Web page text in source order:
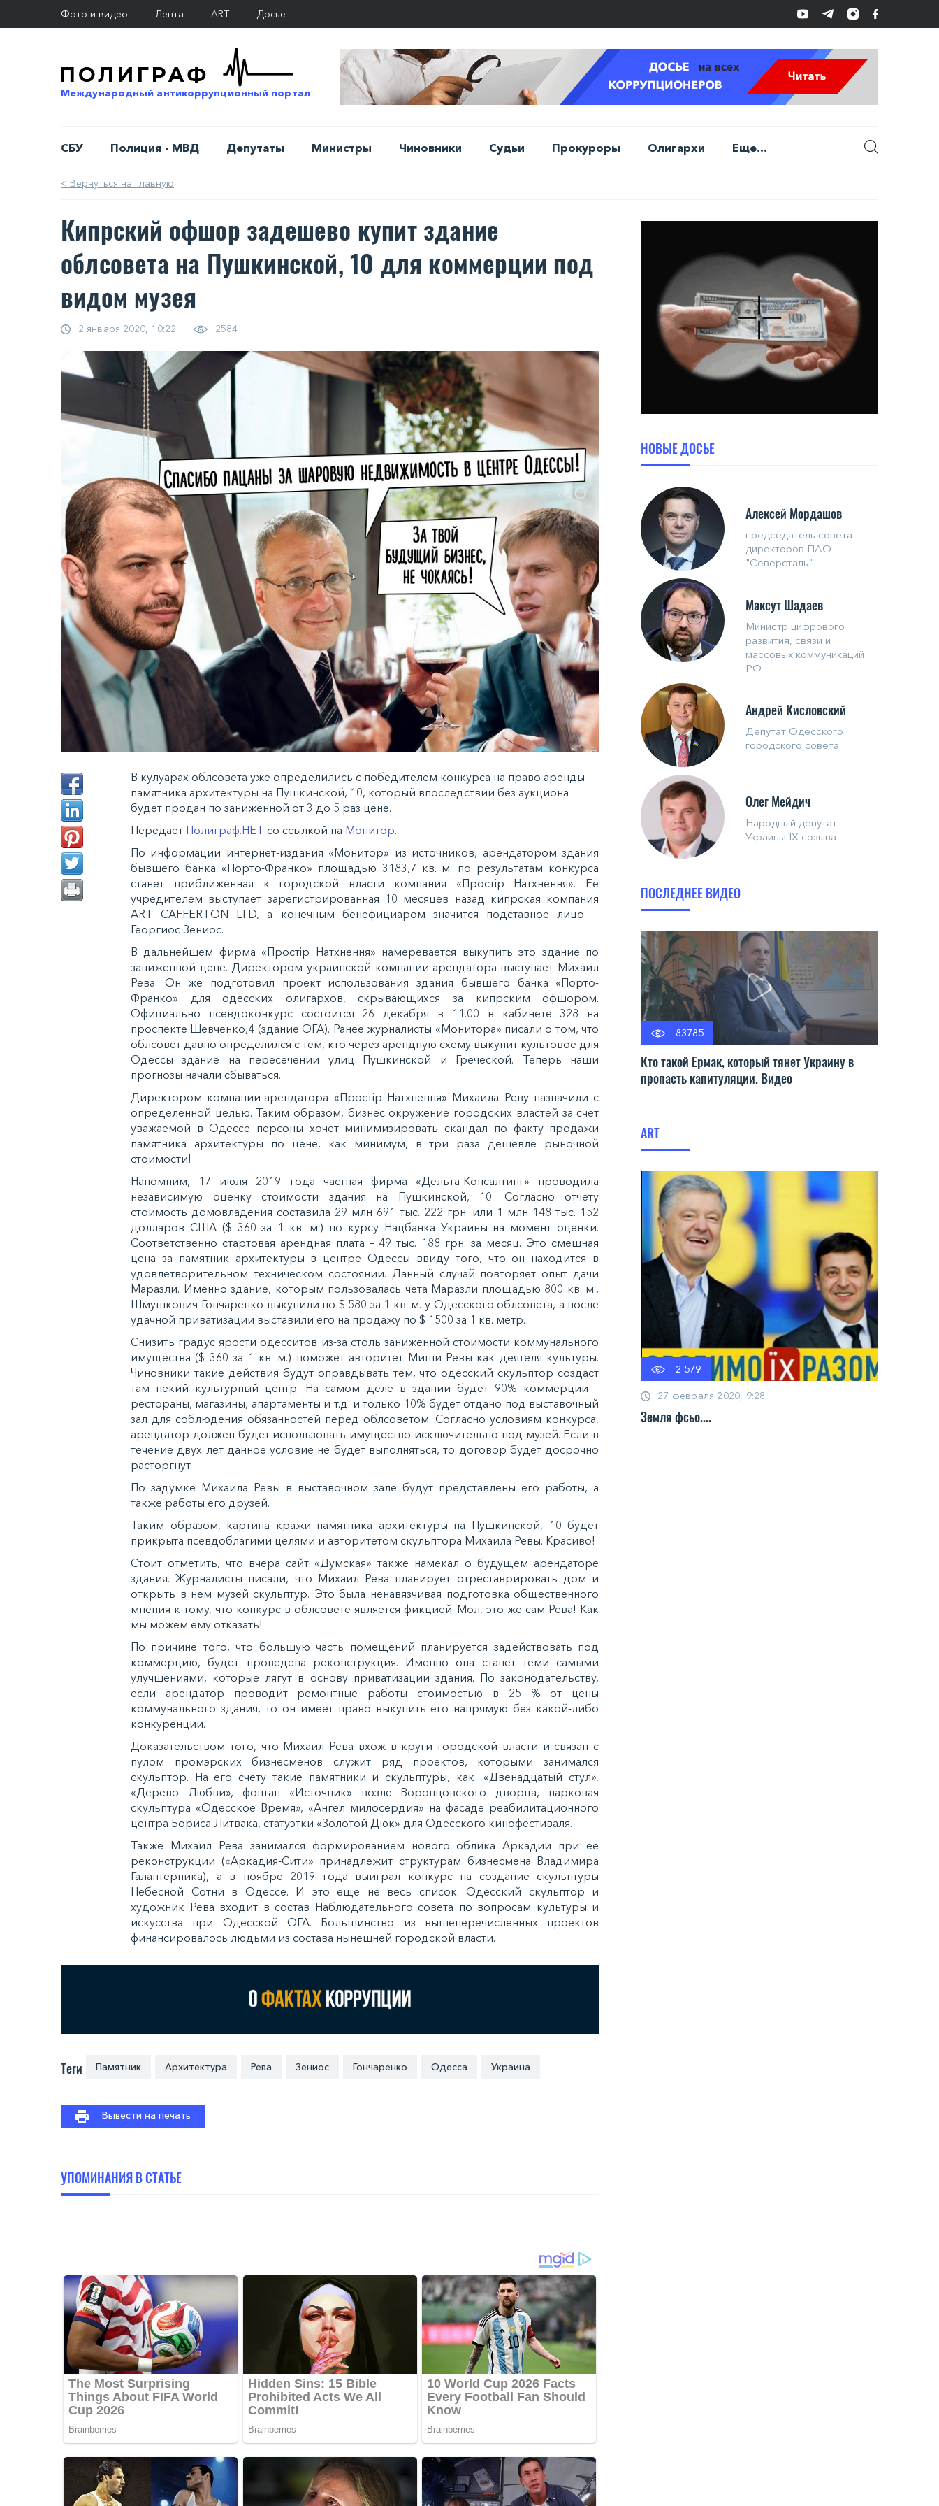
Фото и видео Лента ART Досье
Международный антикоррупционный портал
СБУ Полиция - МВД Депутаты Министры Чиновники Судьи Прокуроры Олигархи Еще...
< Вернуться на главную
Кипрский офшор задешево купит здание
облсовета на Пушкинской, 10 для коммерции под
видом музея
2 января 2020, 10:22 2584
В кулуарах облсовета уже определились с победителем конкурса на право аренды
памятника архитектуры на Пушкинской, 10, который впоследствии без аукциона
будет продан по заниженной от 3 до 5 раз цене.
Передает Полиграф.НЕТ со ссылкой на Монитор.
По информации интернет-издания «Монитор» из источников, арендатором здания
бывшего банка «Порто-Франко» площадью 3183,7 кв. м. по результатам конкурса
станет приближенная к городской власти компания «Простір Натхнення». Её
учредителем выступает зарегистрированная 10 месяцев назад кипрская компания
ART CAFFERTON LTD, а конечным бенефициаром значится подставное лицо —
Георгиос Зениос.
В дальнейшем фирма «Простір Натхнення» намеревается выкупить это здание по
заниженной цене. Директором украинской компании-арендатора выступает Михаил
Рева. Он же подготовил проект использования здания бывшего банка «Порто-
Франко» для одесских олигархов, скрывающихся за кипрским офшором.
Официально псевдоконкурс состоится 26 декабря в 11.00 в кабинете 328 на
проспекте Шевченко,4 (здание ОГА). Ранее журналисты «Монитора» писали о том, что
облсовет давно определился с тем, кто через арендную схему выкупит культовое для
Одессы здание на пересечении улиц Пушкинской и Греческой. Теперь наши
прогнозы начали сбываться.
Директором компании-арендатора «Простір Натхнення» Михаила Реву назначили с
определенной целью. Таким образом, бизнес окружение городских властей за счет
уважаемой в Одессе персоны хочет минимизировать скандал по факту продажи
памятника архитектуры по цене, как минимум, в три раза дешевле рыночной
стоимости!
Напомним, 17 июля 2019 года частная фирма «Дельта-Консалтинг» проводила
независимую оценку стоимости здания на Пушкинской, 10. Согласно отчету
стоимость домовладения составила 29 млн 691 тыс. 222 грн. или 1 млн 148 тыс. 152
долларов США ($ 360 за 1 кв. м.) по курсу Нацбанка Украины на момент оценки.
Соответственно стартовая арендная плата – 49 тыс. 188 грн. за месяц. Это смешная
цена за памятник архитектуры в центре Одессы ввиду того, что он находится в
удовлетворительном техническом состоянии. Данный случай повторяет опыт дачи
Маразли. Именно здание, которым пользовалась чета Маразли площадью 800 кв. м.,
Шмушкович-Гончаренко выкупили по $ 580 за 1 кв. м. у Одесского облсовета, а после
удачной приватизации выставили его на продажу по $ 1500 за 1 кв. метр.
Снизить градус ярости одесситов из-за столь заниженной стоимости коммунального
имущества ($ 360 за 1 кв. м.) поможет авторитет Миши Ревы как деятеля культуры.
Чиновники такие действия будут оправдывать тем, что одесский скульптор создаст
там некий культурный центр. На самом деле в здании будет 90% коммерции –
рестораны, магазины, апартаменты и т.д. и только 10% будет отдано под выставочный
зал для соблюдения обязанностей перед облсоветом. Согласно условиям конкурса,
арендатор должен будет использовать имущество исключительно под музей. Если в
течение двух лет данное условие не будет выполняться, то договор будет досрочно
расторгнут.
По задумке Михаила Ревы в выставочном зале будут представлены его работы, а
также работы его друзей.
Таким образом, картина кражи памятника архитектуры на Пушкинской, 10 будет
прикрыта псевдоблагими целями и авторитетом скульптора Михаила Ревы. Красиво!
Стоит отметить, что вчера сайт «Думская» также намекал о будущем арендаторе
здания. Журналисты писали, что Михаил Рева планирует отреставрировать дом и
открыть в нем музей скульптур. Это была ненавязчивая подготовка общественного
мнения к тому, что конкурс в облсовете является фикцией. Мол, это же сам Рева! Как
мы можем ему отказать!
По причине того, что большую часть помещений планируется задействовать под
коммерцию, будет проведена реконструкция. Именно она станет теми самыми
улучшениями, которые лягут в основу приватизации здания. По законодательству,
если арендатор проводит ремонтные работы стоимостью в 25 % от цены
коммунального здания, то он имеет право выкупить его напрямую без какой-либо
конкуренции.
Доказательством того, что Михаил Рева вхож в круги городской власти и связан с
пулом промэрских бизнесменов служит ряд проектов, которыми занимался
скульптор. На его счету такие памятники и скульптуры, как: «Двенадцатый стул»,
«Дерево Любви», фонтан «Источник» возле Воронцовского дворца, парковая
скульптура «Одесское Время», «Ангел милосердия» на фасаде реабилитационного
центра Бориса Литвака, статуэтки «Золотой Дюк» для Одесского кинофестиваля.
Также Михаил Рева занимался формированием нового облика Аркадии при ее
реконструкции («Аркадия-Сити» принадлежит структурам бизнесмена Владимира
Галантерника), а в ноябре 2019 года выиграл конкурс на создание скульптуры
Небесной Сотни в Одессе. И это еще не весь список. Одесский скульптор и
художник Рева входит в состав Наблюдательного совета по вопросам культуры и
искусства при Одесской ОГА. Большинство из вышеперечисленных проектов
финансировалось людьми из состава нынешней городской власти.
Теги Памятник Архитектура Рева Зениос Гончаренко Одесса Украина
Вывести на печать
УПОМИНАНИЯ В СТАТЬЕ
НОВЫЕ ДОСЬЕ
Алексей Мордашов
председатель совета
директоров ПАО
"Северсталь"
Максут Шадаев
Министр цифрового
развития, связи и
массовых коммуникаций
РФ
Андрей Кисловский
Депутат Одесского
городского совета
Олег Мейдич
Народный депутат
Украины IX созыва
ПОСЛЕДНЕЕ ВИДЕО
83785
Кто такой Ермак, который тянет Украину в
пропасть капитуляции. Видео
ART
2 579
27 февраля 2020, 9:28
Земля фсьо....